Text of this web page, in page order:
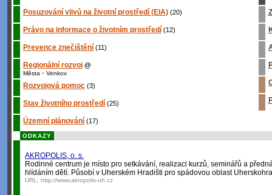
Posuzování vlivů na životní prostředí (EIA) (20)
Právo na informace o životním prostředí (12)
Prevence znečištění (11)
Regionální rozvoj @
Města - Venkov
Rozvojová pomoc (3)
Stav životního prostředí (25)
Územní plánování (17)
ODKAZY
AKROPOLIS, o. s.
Rodinné centrum je místo pro setkávání, realizaci kurzů, seminářů a
hlídáním dětí. Působí v Uherském Hradišti pro spádovou oblast
URL: http://www.akropolis-uh.cz